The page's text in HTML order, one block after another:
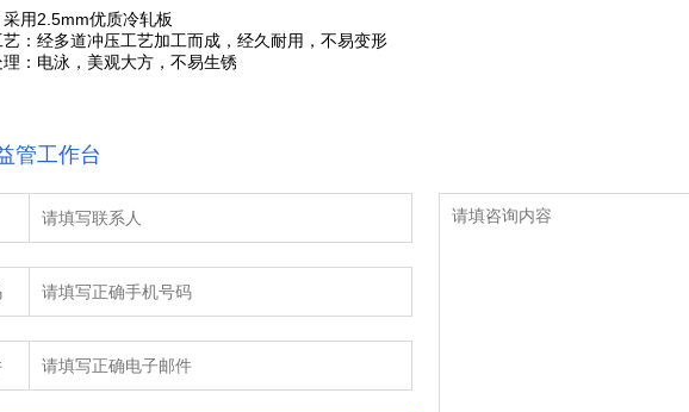
用2.5mm优质冷轧板
：经多道冲压工艺加工而成，经久耐用，不易变形
：电泳，美观大方，不易生锈
管工作台